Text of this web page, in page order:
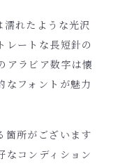
濡れたような光沢
レートな長短針の
アラビア数字は懐
なフォントが魅力
箇所がございます
なコンディション